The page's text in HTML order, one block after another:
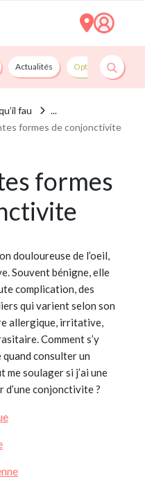
Actualités Opticians By
fau
formes de conjonctivite
formes
douloureuse de l’oeil,
Souvent bénigne, elle
complication, des
qui varient selon son
allergique, irritative,
Comment s’y
consulter un
soulager si j’ai une
d’une conjonctivite ?